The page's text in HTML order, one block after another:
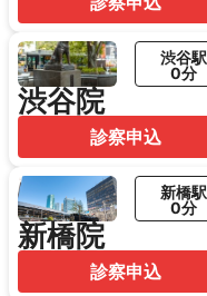
渋谷院
渋谷駅
0分
診察申込
新橋院
新橋駅
0分
診察申込